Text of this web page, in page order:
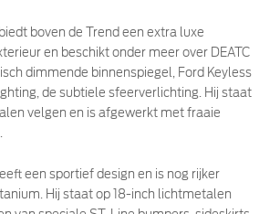
boven de Trend een extra luxe
en beschikt onder meer over DEATC
dimmende binnenspiegel, Ford Keyless
de subtiele sfeerverlichting. Hij staat
velgen en is afgewerkt met fraaie
een sportief design en is nog rijker
Hij staat op 18-inch lichtmetalen